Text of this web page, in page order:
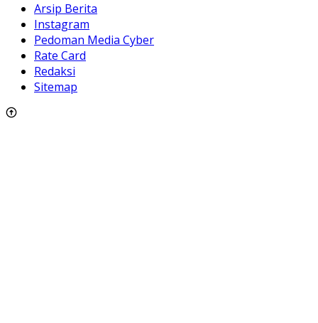
Arsip Berita
Instagram
Pedoman Media Cyber
Rate Card
Redaksi
Sitemap